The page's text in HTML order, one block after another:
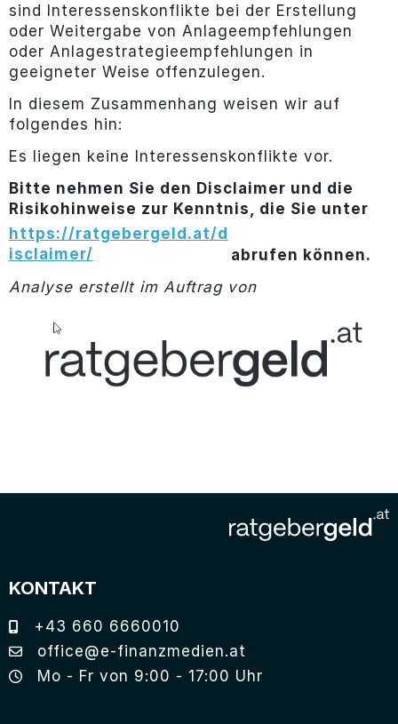
sind Interessenskonflikte bei der Erstellung
oder Weitergabe von Anlageempfehlungen
oder Anlagestrategieempfehlungen in
geeigneter Weise offenzulegen.
In diesem Zusammenhang weisen wir auf
folgendes hin:
Es liegen keine Interessenskonflikte vor.
Bitte nehmen Sie den Disclaimer und die
Risikohinweise zur Kenntnis, die Sie unter
https://ratgebergeld.at/d
isclaimer/
abrufen können.
Analyse erstellt im Auftrag von
KONTAKT
+43 660 6660010
office@e-finanzmedien.at
Mo - Fr von 9:00 - 17:00 Uhr